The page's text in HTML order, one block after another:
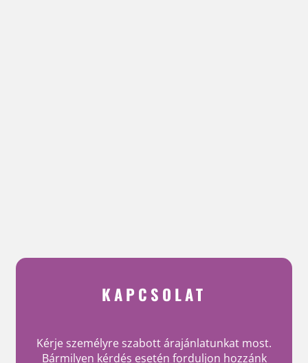
KAPCSOLAT
Kérje személyre szabott árajánlatunkat most.
Bármilyen kérdés esetén forduljon hozzánk